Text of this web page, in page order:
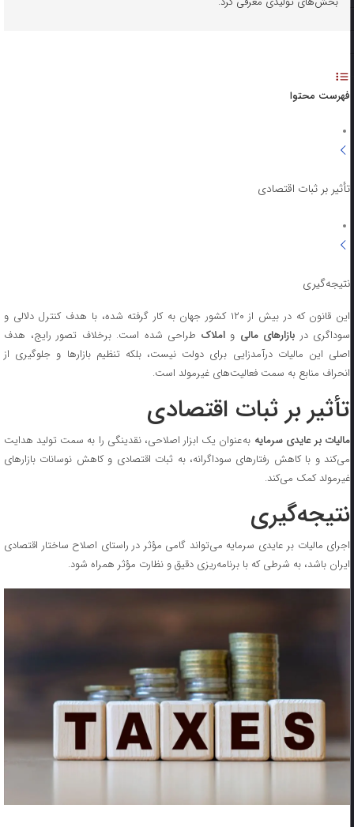
فهرست محتوا
تأثیر بر ثبات اقتصادی
نتیجه‌گیری
این قانون که در بیش از ۱۲۰ کشور جهان به کار گرفته شده، با هدف کنترل دلالی و
سوداگری در بازارهای مالیو املاکطراحی شده است. برخلاف تصور رایج، هدف
اصلی این مالیات درآمدزایی برای دولت نیست، بلکه تنظیم بازارها و جلوگیری از
انحراف منابع به سمت فعالیت‌های غیرمولد است.
تأثیر بر ثبات اقتصادی
مالیات بر عایدی سرمایهبه‌عنوان یک ابزار اصلاحی، نقدینگی را به سمت تولید هدایت
می‌کند و با کاهش رفتارهای سوداگرانه، به ثبات اقتصادی و کاهش نوسانات بازارهای
غیرمولد کمک می‌کند.
نتیجه‌گیری
اجرای مالیات بر عایدی سرمایه می‌تواند گامی مؤثر در راستای اصلاح ساختار اقتصادی
ایران باشد، به شرطی که با برنامه‌ریزی دقیق و نظارت مؤثر همراه شود.